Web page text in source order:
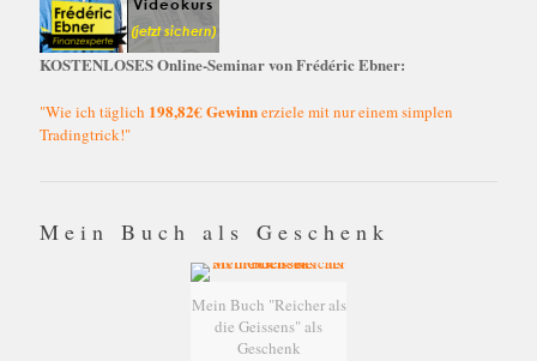
KOSTENLOSES Online-Seminar von Frédéric Ebner:
"Wie ich täglich 198,82€ Gewinnerziele mit nur einem simplen
Tradingtrick!"
Mein Buch als Geschenk
Mein Buch "Reicher als
die Geissens" als
Geschenk